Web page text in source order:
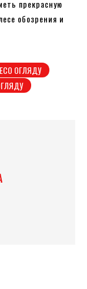
прекрасную
обозрения и
ОГЛЯДУ